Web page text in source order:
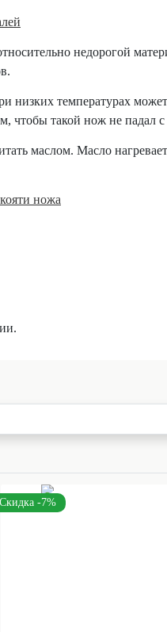
недорогой
низких температурах
чтобы такой нож не падал
маслом. Масло
ножа
Скидка -7%